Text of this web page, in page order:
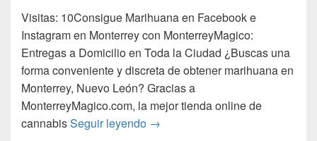
Visitas: 10Consigue Marihuana en Facebook e
Instagram en Monterrey con MonterreyMagico:
Entregas a Domicilio en Toda la Ciudad ¿Buscas una
forma conveniente y discreta de obtener marihuana en
Monterrey, Nuevo León? Gracias a
MonterreyMagico.com, la mejor tienda online de
cannabisSeguir leyendo Consigue Marihuana en
→